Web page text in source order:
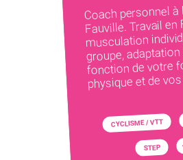
Coach personnel à
Fauville. Travail
musculation
groupe, adaptation
fonction de votre
physique et de
CYCLISME / VTT
STEP